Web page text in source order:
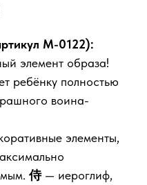
М-0122):
элемент образа!
ребёнку полностью
воина-
элементы,
侍— иероглиф,